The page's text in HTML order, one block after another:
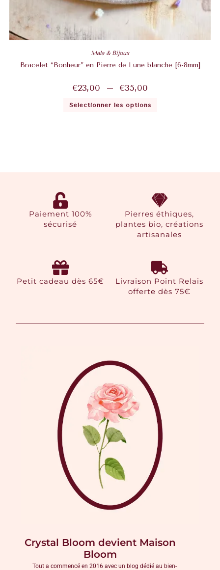
Mala & Bijoux
Bracelet “Bonheur” en Pierre de Lune blanche [6-8mm]
€23,00 – €35,00
Sélectionner les options
Paiement 100%
sécurisé
Pierres éthiques,
plantes bio, créations
artisanales
Petit cadeau dès 65€
Livraison Point Relais
offerte dès 75€
Crystal Bloom devient Maison
Bloom
Tout a commencé en 2016 avec un blog dédié au bien-